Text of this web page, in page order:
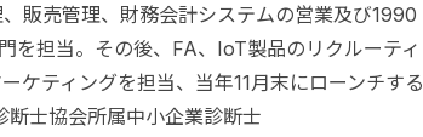
販売管理、財務会計システムの営業及び1990
を担当。その後、FA、IoT製品のリクルーティ
ケティングを担当、当年11月末にローンチする
士協会所属中小企業診断士